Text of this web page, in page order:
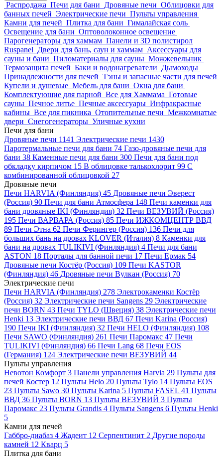
Распродажа Печи для бани Дровяные печи Облицовки для
банных печей Электрические печи Пульты управления
Камни для печей Плитка для бани Гималайская соль
Освещение для бани Оптоволоконное освещение
Парогенераторы для хаммам Панели и 3D полистирол
Ruspanel Двери для бань, саун и хаммам Аксессуары для
сауны и бани Пиломатериалы для сауны Можжевельник
Термозащита печей Баки и водонагреватели Дымоходы
Принадлежности для печей Тэны и запасные части для печей
Купели и душевые Мебель для бани Окна для бани
Комплектующие для парной Все для Хаммама Готовые
сауны Печное литье Печные аксессуары Инфракрасные
кабины Все для пикника Отопительные печи Межкомнатые
двери Снегогенераторы Уличные кухни
Печи для бани
Дровяные печи 1141 Электрические печи 1430
Паротермальные печи для бани 74 Газо-дровяные печи для
бани 38 Каменные печи для бани 300 Печи для бани под
обкладку кирпичом 15 В облицовке талькохлорит 99 С
комбинированной облицовкой 27
Дровяные печи
Печи HARVIA (Финляндия) 45 Дровяные печи Эверест
(Россия) 90 Печи для бани Атмосфера 148 Печи каменки для
бани дровяные IKI (Финляндия) 32 Печи ВЕЗУВИЙ (Россия)
195 Печи ВАРВАРА (Россия) 85 Печи ИЖКОМЦЕНТР ВВД
89 Печи Этна 62 Печи Ферингер (Россия) 136 Печи для
больших бань на дровах KLOVER (Италия) 8 Каменки для
бани на дровах TULIKIVI (Финляндия) 4 Печи для бани
ASTON 18 Порталы для банной печи 17 Печи Ермак 54
Дровяные печи Костёр (Россия) 109 Печи KASTOR
(Финляндия) 46 Дровяные печи Вулкан (Россия) 70
Электрические печи
Печи HARVIA (Финляндия) 278 Электрокаменки Костёр
(Россия) 32 Электрические печи Sangens 29 Электрические
печи BORN 43 Печи TYLO (Швеция) 38 Электрические печи
Henki 13 Электрические печи ВВД 67 Печи Karina (Россия)
190 Печи IKI (Финляндия) 32 Печи HELO (Финляндия) 108
Печи SAWO (Финляндия) 261 Печи Паромакс 47 Печи
TULIKIVI (Финляндия) 66 Печи Lang 68 Печи EOS
(Германия) 124 Электрические печи ВЕЗУВИЙ 44
Пульты управления
Невотон Комфорт 3 Панели управления Harvia 29 Пульты для
печей Костер 12 Пульты Helo 20 Пульты Tylo 14 Пульты EOS
23 Пульты Sawo 30 Пульты Karina 5 Пульты FASEL 41 Пульты
ВВД 36 Пульты BORN 13 Пульты ВЕЗУВИЙ 3 Пульты
Паромакс 23 Пульты Grandis 4 Пульты Sangens 6 Пульты Henki
5
Камни для печей
Габбро-диабаз 4 Жадеит 12 Серпентинит 2 Другие породы
камней 12 Кварц 5
Плитка для бани